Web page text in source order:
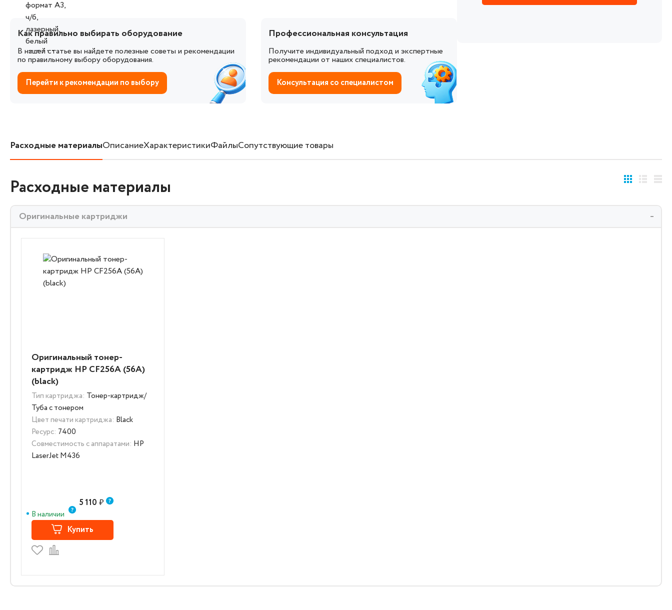
Профессиональная консультация
Получите индивидуальный подход и экспертные
рекомендации от наших специалистов.
Консультация со специалистом
Как правильно выбирать оборудование
В нашей статье вы найдете полезные советы и рекомендации
по правильному выбору оборудования.
Перейти к рекомендации по выбору
Расходные материалыОписаниеХарактеристикиФайлыСопутствующие товары
Расходные материалы
Оригинальные картриджи
Оригинальный тонер-
картридж HP CF256A (56A)
(black)
Тип картриджа: Тонер-картридж/
Туба с тонером
Цвет печати картриджа: Black
Ресурс: 7400
Совместимость с аппаратами: HP
LaserJet M436
5 110 ₽
В наличии
Купить